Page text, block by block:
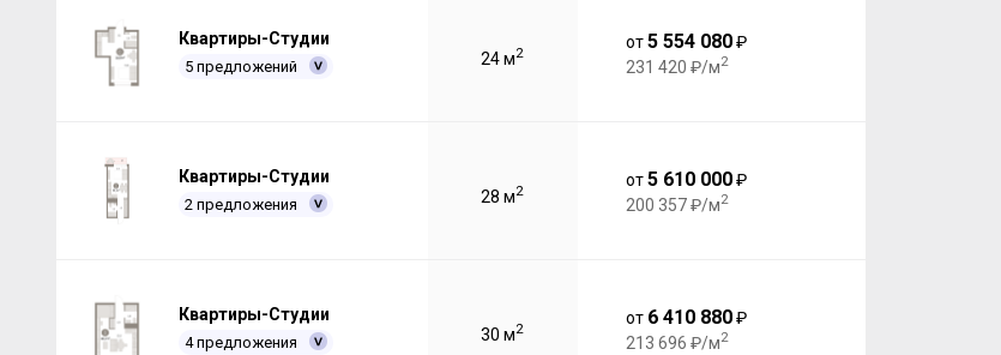
Квартиры-Студии
5 предложений 24 м2
от5 554 080₽
231 420 ₽/м2
Квартиры-Студии
2 предложения 28 м2
от5 610 000₽
200 357 ₽/м2
Квартиры-Студии
4 предложения 30 м2
от 6 410 880₽
213 696 ₽/м2